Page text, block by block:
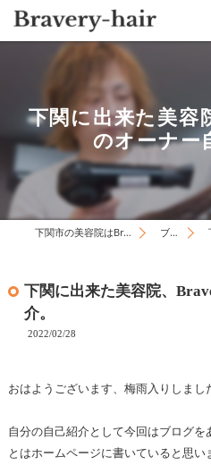
下関に出来た美
のオーナー
下関市の美容院はBravery-hair ブログ
下関に出来た美容院、
介。
2022/02/28
おはようございます、梅雨入りしまし
自分の自己紹介として今回はブログ
とはホームページに書いていると思い